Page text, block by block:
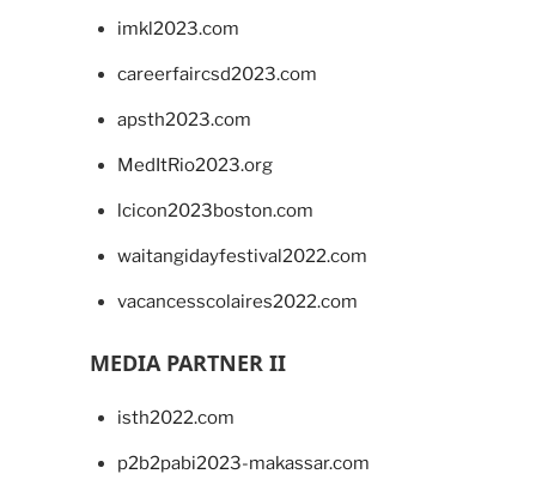
imkl2023.com
careerfaircsd2023.com
apsth2023.com
MedItRio2023.org
lcicon2023boston.com
waitangidayfestival2022.com
vacancesscolaires2022.com
MEDIA PARTNER II
isth2022.com
p2b2pabi2023-makassar.com